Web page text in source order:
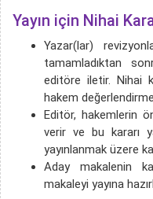
Yayın için Nihai
Yazar(lar)
tamamladıktan
editöre iletir. Nihai
hakem
Editör, hakemlerin
verir ve bu kararı
yayınlanmak üzere
Aday makalenin
makaleyi yayına